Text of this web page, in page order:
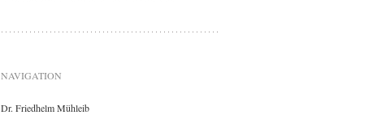
NAVIGATION
Dr. Friedhelm Mühleib